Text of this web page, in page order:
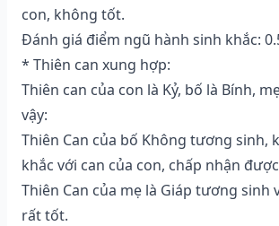
con, không tốt.
Đánh giá điểm ngũ hành sinh khắc:
* Thiên can xung hợp:
Thiên can của con là Kỷ, bố là Bính,
vậy:
Thiên Can của bố Không tương sinh,
khắc với can của con, chấp nhận
Thiên Can của mẹ là Giáp tương sinh
rất tốt.